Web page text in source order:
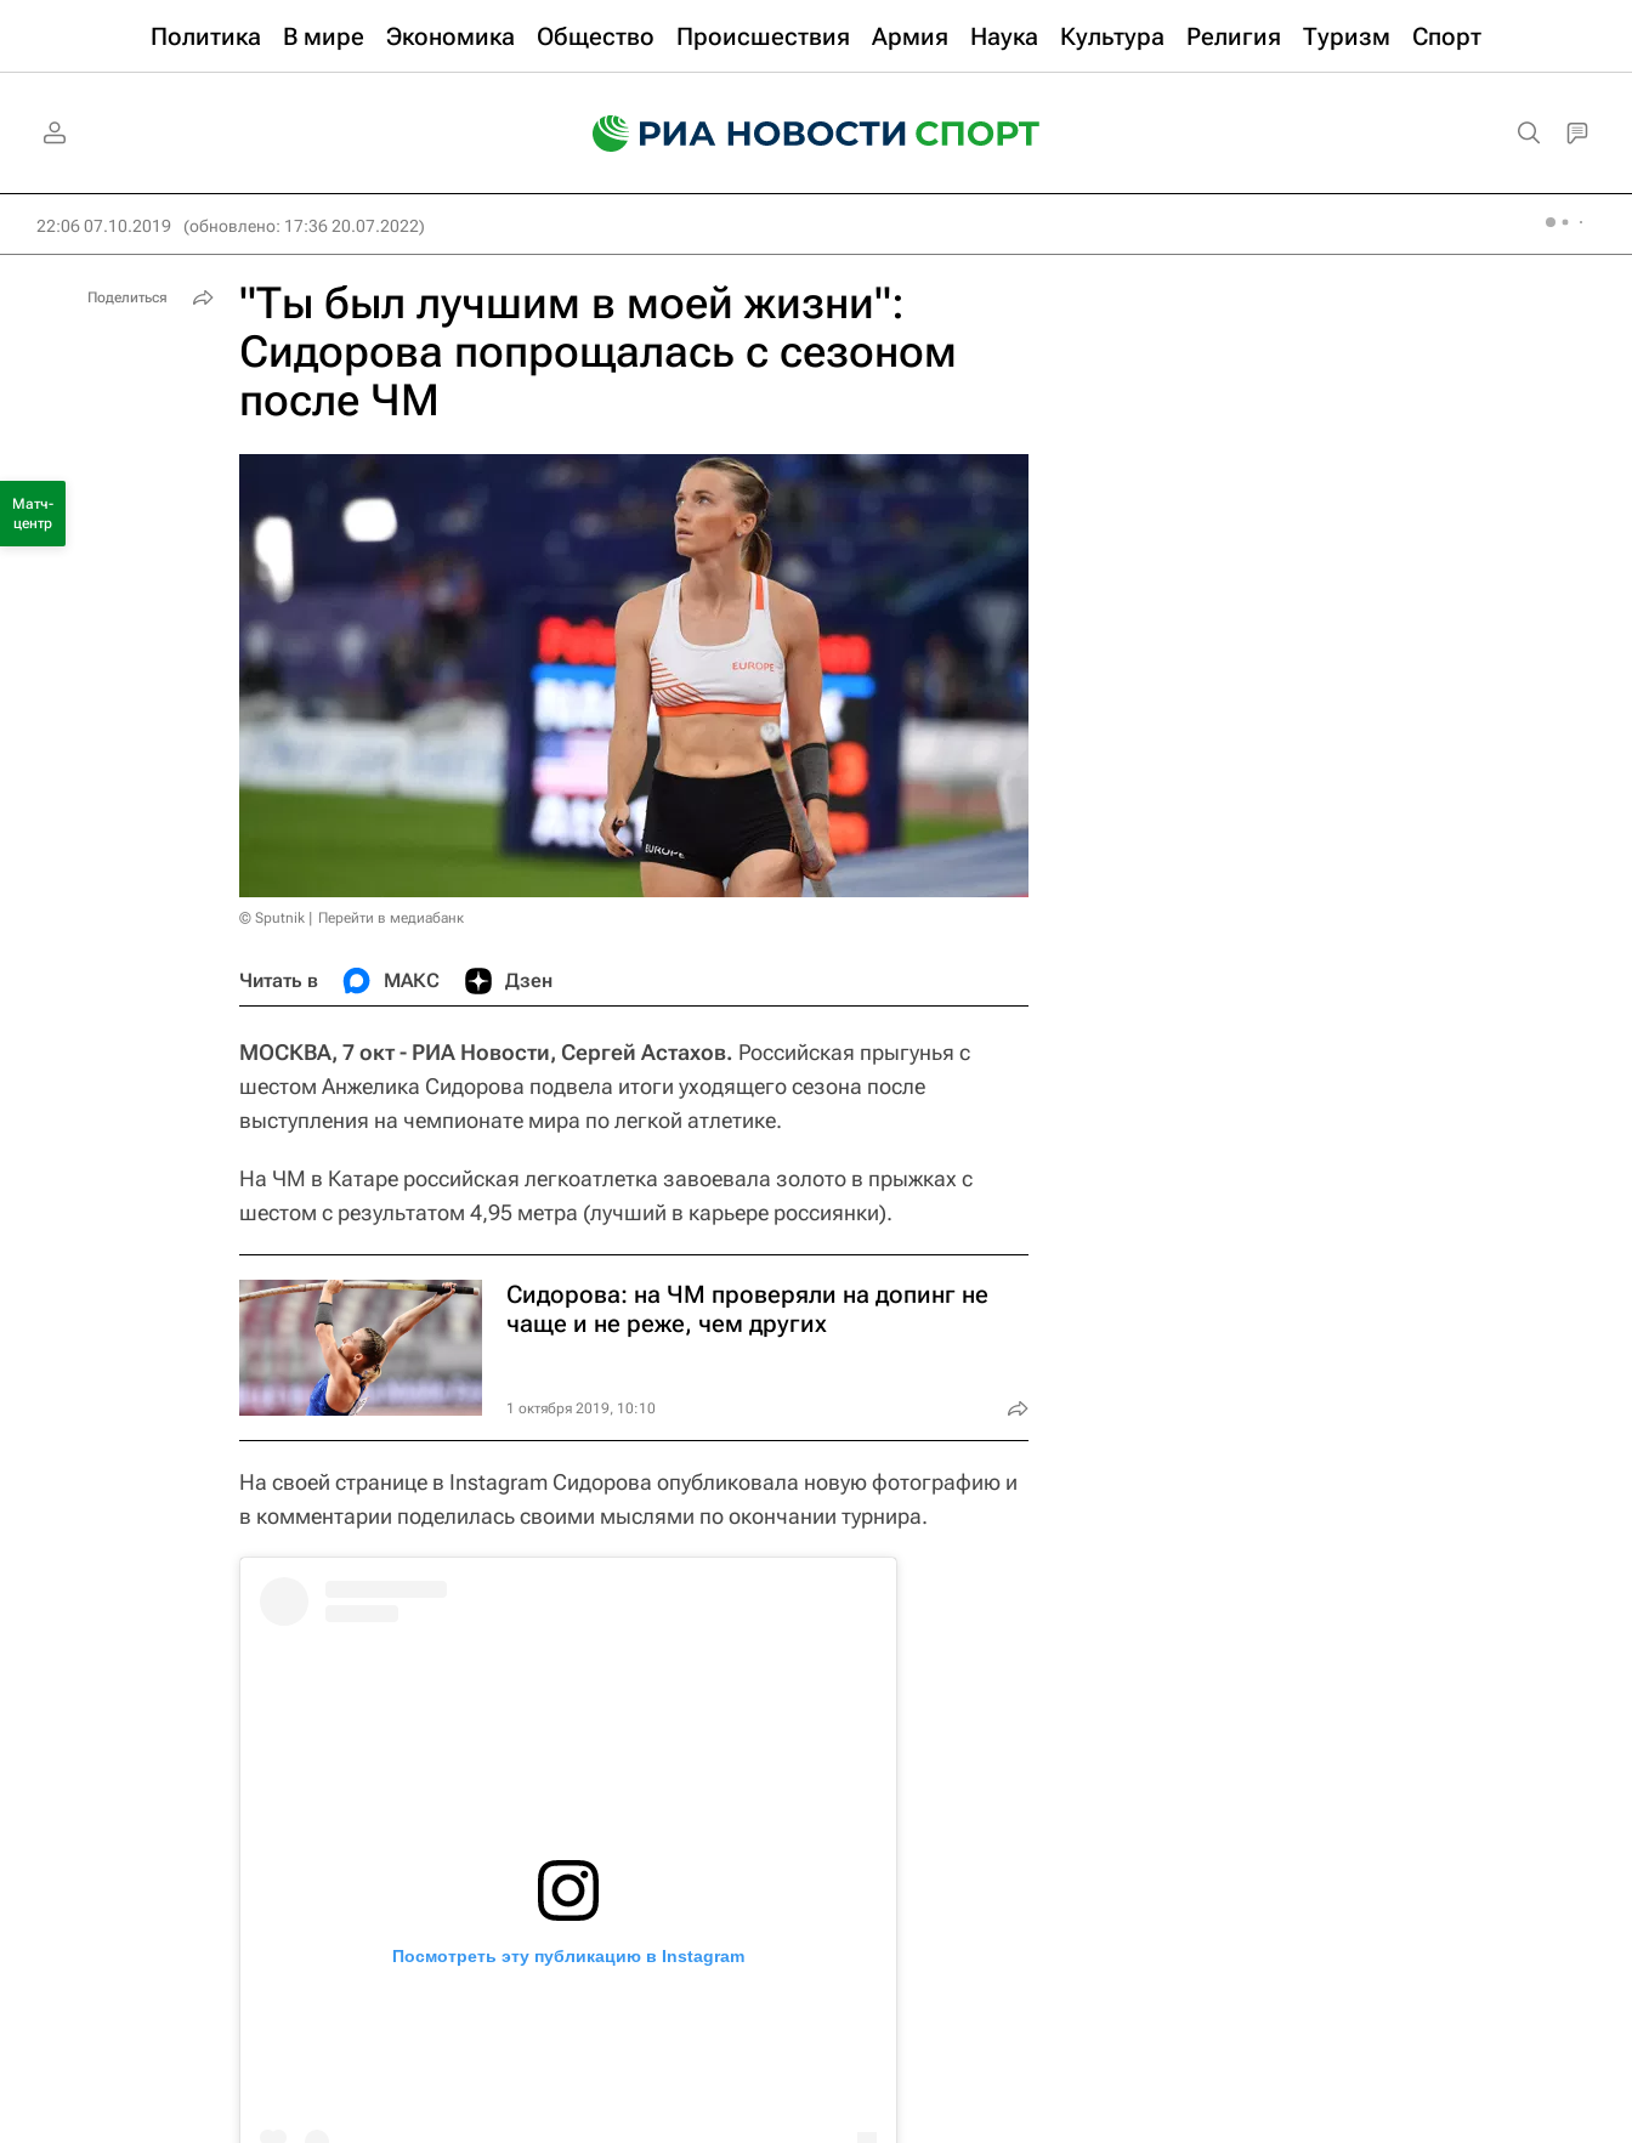
Политика В мире Экономика Общество Происшествия Армия Наука Культура Религия Туризм Спорт
22:06 07.10.2019 (обновлено: 17:36 20.07.2022)
"Ты был лучшим в моей жизни":
Сидорова попрощалась с сезоном
после ЧМ
© Sputnik Перейти в медиабанк
Читать в МАКС Дзен
МОСКВА, 7 окт - РИА Новости, Сергей Астахов. Российская прыгунья с
шестом Анжелика Сидорова подвела итоги уходящего сезона после
выступления на чемпионате мира по легкой атлетике.
На ЧМ в Катаре российская легкоатлетка завоевала золото в прыжках с
шестом с результатом 4,95 метра (лучший в карьере россиянки).
Сидорова: на ЧМ проверяли на допинг не
чаще и не реже, чем других
1 октября 2019, 10:10
На своей странице в Instagram Сидорова опубликовала новую фотографию и
в комментарии поделилась своими мыслями по окончании турнира.
Посмотреть эту публикацию в Instagram
Поделиться
Матч-
центр